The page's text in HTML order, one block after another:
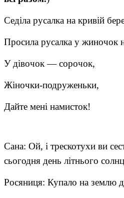
Седіла русалка на кривій
Просила русалка у жиночок
У дівочок — сорочок,
Жіночки-подруженьки,
Дайте мені намисток!
Сана: Ой, і трескотухи ви
сьогодня день літнього
Росяниця: Купало на землю